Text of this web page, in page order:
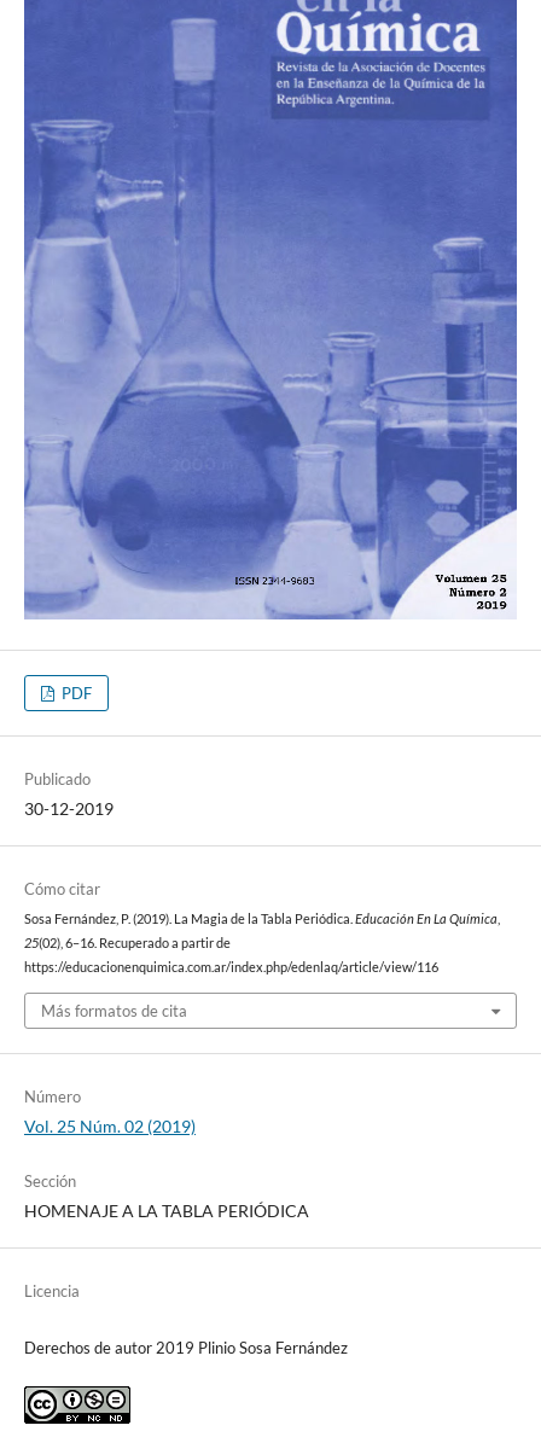
PDF
Publicado
30-12-2019
Cómo citar
Sosa Fernández, P. (2019). La Magia de la Tabla Periódica. Educación En La Química
25(02), 6–16. Recuperado a partir de
https://educacionenquimica.com.ar/index.php/edenlaq/article/view/116
Más formatos de cita
Número
Vol. 25 Núm. 02 (2019)
Sección
HOMENAJE A LA TABLA PERIÓDICA
Licencia
Derechos de autor 2019 Plinio Sosa Fernández